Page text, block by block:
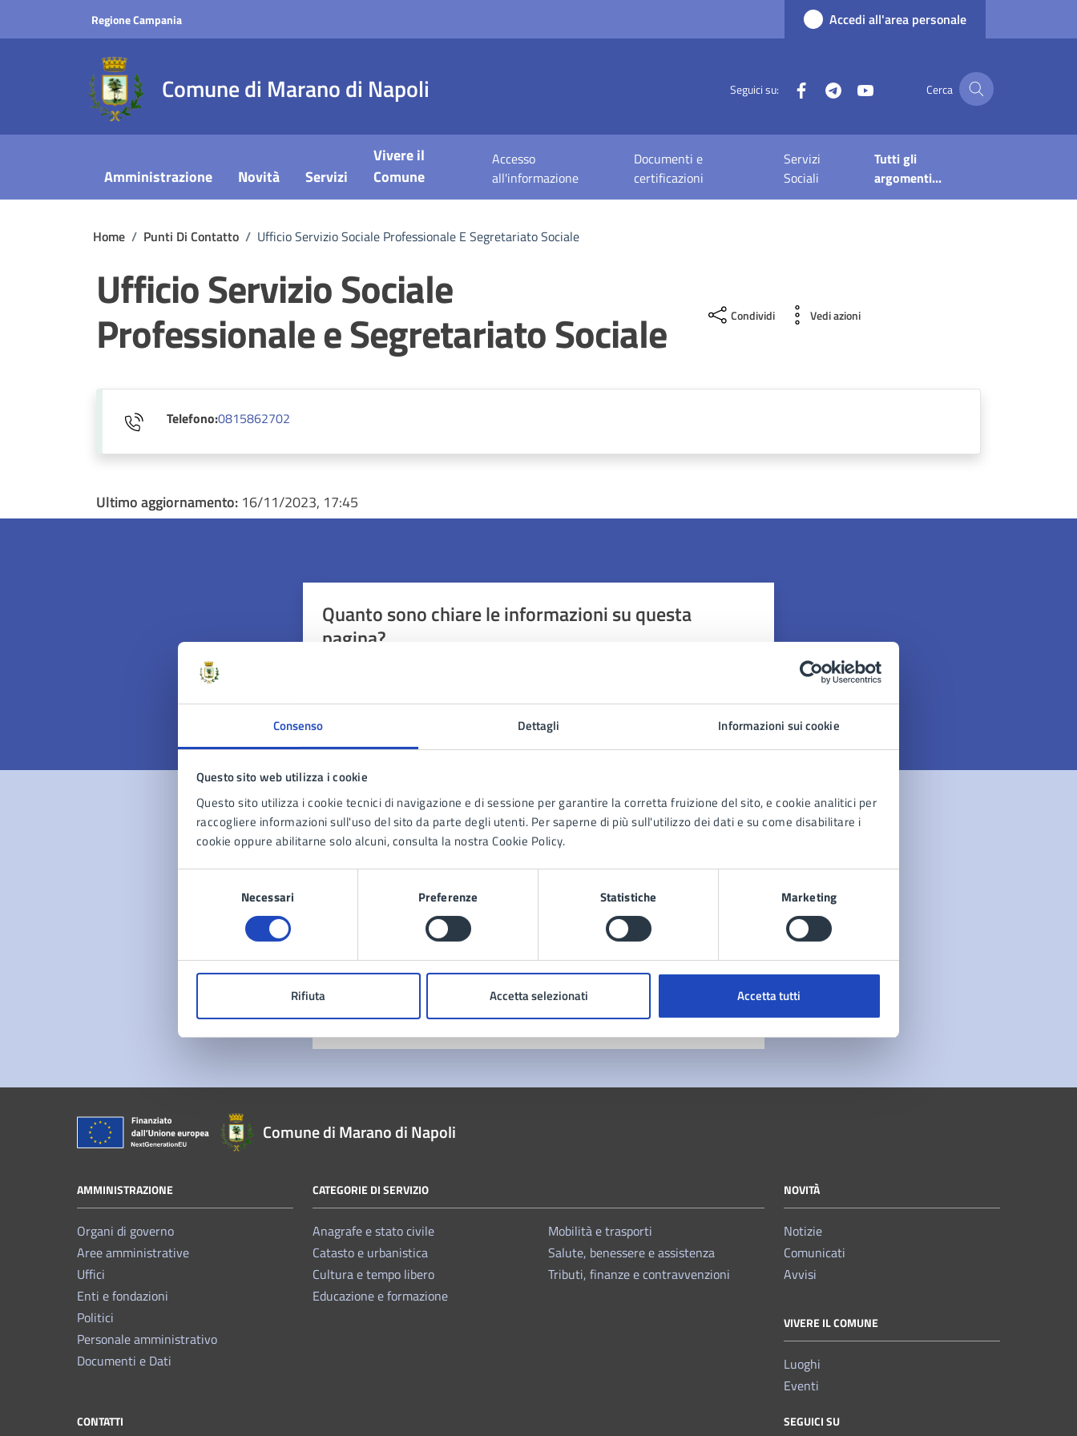
Consenso Dettagli Informazioni sui cookie
Questo sito web utilizza i cookie
Questo sito utilizza i cookie tecnici di navigazione e di sessione per garantire la corretta fruizione del sito, e cookie analitici per
raccogliere informazioni sull'uso del sito da parte degli utenti. Per saperne di più sull'utilizzo dei dati e su come disabilitare i
cookie oppure abilitarne solo alcuni, consulta la nostra Cookie Policy.
Necessari Preferenze Statistiche Marketing
Rifiuta Accetta selezionati Accetta tutti
Regione Campania Accedi all'area personale
Comune di Marano di Napoli Seguici su: FacebookTelegram Cerca
Amministrazione Novità Servizi
Vivere il
Comune
Accesso
all'informazione
Documenti e
certificazioni
Servizi
Sociali
Tutti gli
argomenti...
Home / Punti Di Contatto / Ufficio Servizio Sociale Professionale E Segretariato Sociale
Ufficio Servizio Sociale
Professionale e Segretariato Sociale Condividi Vedi azioni
Telefono:0815862702
Ultimo aggiornamento: 16/11/2023, 17:45
Quanto sono chiare le informazioni su questa
pagina?
Contatta il comune
Leggi le domande frequenti
Richiedi assistenza
Prenota appuntamento
Problemi in città
Segnala disservizio
Comune di Marano di Napoli
AMMINISTRAZIONE
Organi di governo
Aree amministrative
Uffici
Enti e fondazioni
Politici
Personale amministrativo
Documenti e Dati
CATEGORIE DI SERVIZIO
Anagrafe e stato civile
Catasto e urbanistica
Cultura e tempo libero
Educazione e formazione
Mobilità e trasporti
Salute, benessere e assistenza
Tributi, finanze e contravvenzioni
NOVITÀ
Notizie
Comunicati
Avvisi
VIVERE IL COMUNE
Luoghi
Eventi
CONTATTI SEGUICI SU